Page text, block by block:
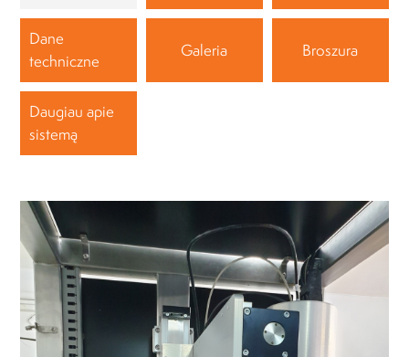
Dane
techniczne
Galeria Broszura
Daugiau apie
sistemą